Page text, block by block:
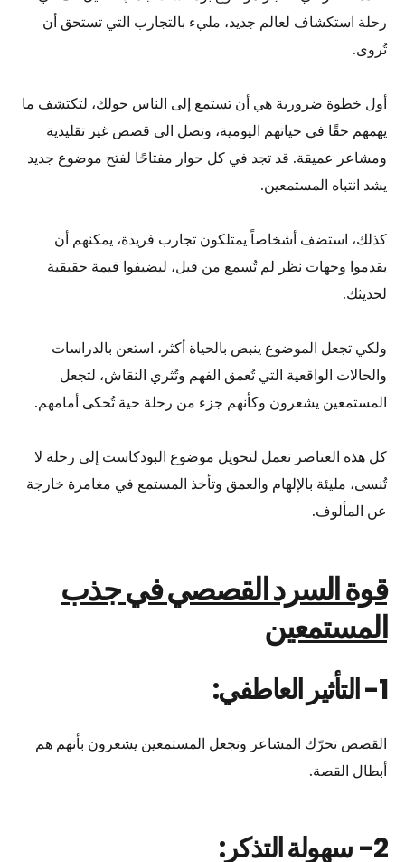
رحلة استكشاف لعالم جديد، مليء بالتجارب التي تستحق أن
تُروى.
أول خطوة ضرورية هي أن تستمع إلى الناس حولك، لتكتشف ما
يهمهم حقًا في حياتهم اليومية، وتصل الى قصص غير تقليدية
ومشاعر عميقة. قد تجد في كل حوار مفتاحًا لفتح موضوع جديد
يشد انتباه المستمعين.
كذلك، استضف أشخاصاً يمتلكون تجارب فريدة، يمكنهم أن
يقدموا وجهات نظر لم تُسمع من قبل، ليضيفوا قيمة حقيقية
لحديثك.
ولكي تجعل الموضوع ينبض بالحياة أكثر، استعن بالدراسات
والحالات الواقعية التي تُعمق الفهم وتُثري النقاش، لتجعل
المستمعين يشعرون وكأنهم جزء من رحلة حية تُحكى أمامهم.
كل هذه العناصر تعمل لتحويل موضوع البودكاست إلى رحلة لا
تُنسى، مليئة بالإلهام والعمق وتأخذ المستمع في مغامرة خارجة
عن المألوف.
قوة السرد القصصي في جذب
المستمعين
1- التأثير العاطفي:
القصص تحرّك المشاعر وتجعل المستمعين يشعرون بأنهم هم
أبطال القصة.
2- سهولة التذكر: